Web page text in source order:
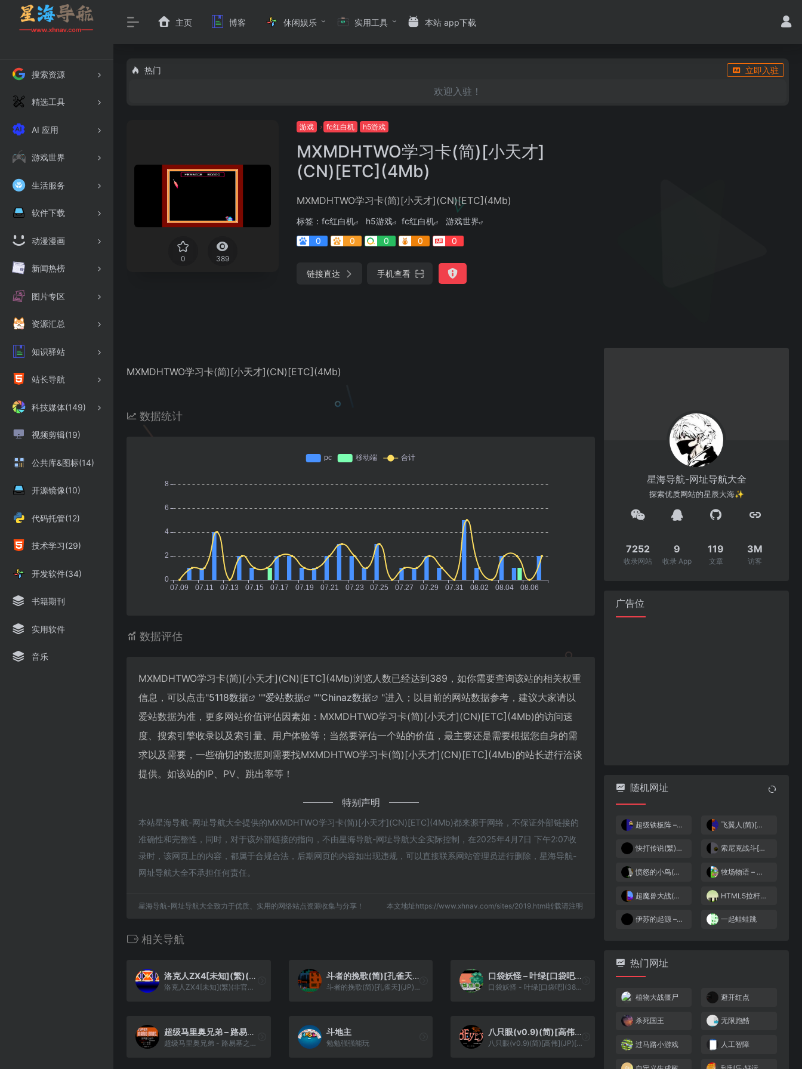
搜索资源
精选工具
AI 应用
游戏世界
生活服务
软件下载
动漫漫画
新闻热榜
图片专区
资源汇总
知识驿站
站长导航
科技媒体(149)
视频剪辑(19)
公共库&图标(14)
开源镜像(10)
代码托管(12)
技术学习(29)
开发软件(34)
书籍期刊
实用软件
音乐
主页 博客 休闲娱乐 实用工具 本站 app下载
热门 立即入驻
欢迎入驻！
0 389
游戏 fc红白机 h5游戏
MXMDHTWO学习卡(简)[小天才]
(CN)[ETC](4Mb)
MXMDHTWO学习卡(简)[小天才](CN)[ETC](4Mb)
标签： fc红白机 h5游戏 fc红白机
游戏世界
0
0 0 0 0
链接直达 手机查看
MXMDHTWO学习卡(简)[小天才](CN)[ETC](4Mb)
数据统计
数据评估
MXMDHTWO学习卡(简)[小天才](CN)[ETC](4Mb)浏览人数已经达到389，如你需要查询该站的相关权重
信息，可以点击"5118数据 ""爱站数据 ""Chinaz数据
"进入；以目前的网站数据参考，建议大家请以
爱站数据为准，更多网站价值评估因素如：MXMDHTWO学习卡(简)[小天才](CN)[ETC](4Mb)的访问速
度、搜索引擎收录以及索引量、用户体验等；当然要评估一个站的价值，最主要还是需要根据您自身的需
求以及需要，一些确切的数据则需要找MXMDHTWO学习卡(简)[小天才](CN)[ETC](4Mb)的站长进行洽谈
提供。如该站的IP、PV、跳出率等！
特别声明
本站星海导航-网址导航大全提供的MXMDHTWO学习卡(简)[小天才](CN)[ETC](4Mb)都来源于网络，不保证外部链接的
准确性和完整性，同时，对于该外部链接的指向，不由星海导航-网址导航大全实际控制，在2025年4月7日 下午2:07收
录时，该网页上的内容，都属于合规合法，后期网页的内容如出现违规，可以直接联系网站管理员进行删除，星海导航-
网址导航大全不承担任何责任。
星海导航-网址导航大全致力于优质、实用的网络站点资源收集与分享！ 本文地址https://www.xhnav.com/sites/2019.html转载请注明
相关导航
洛克人ZX4[未知](繁)(非官方)(32Mb)(需使用MGBA模拟器)
洛克人ZX4[未知](繁)(非官方)(32Mb)(需使用MGBA模拟器)
斗者的挽歌(简)[孔雀天](JP)[ACT](1Mb)
斗者的挽歌(简)[孔雀天](JP)[ACT](1Mb)
口袋妖怪 – 叶绿[口袋吧](386)(简)(JP)(128Mb)
口袋妖怪 - 叶绿[口袋吧](386)(简)(JP)(128Mb)
超级马里奥兄弟 – 路易基之谜团(简)[F0REVERD](JUE)[ACT](0.31Mb)
超级马里奥兄弟 - 路易基之谜团(简)[F0REVERD](JUE)[ACT](0.31Mb)
斗地主
勉勉强强能玩
八只眼(v0.9)(简)[高伟](JP)[ACT](2Mb)
八只眼(v0.9)(简)[高伟](JP)[ACT](2Mb)
星海导航-网址导航大全
探索优质网站的星辰大海✨
7252
收录网站
9
收录 App
119
文章
3M
访客
广告位
随机网址
超级铁板阵 – 加索布之谜(简)[MS](JP)[STG](1.25Mb) 飞翼人(简)[金明](US)[STG](1Mb)
快打传说(繁)[Gouder](CN)[FTG](3Mb) 索尼克战斗[熊组](简)(JP)(128Mb)
愤怒的小鸟(简)[快乐的龙][PUZ](0.75Mb) 牧场物语 – 矿石镇的伙伴们 女孩篇[Middle333](Beta) (繁)(JP)(128Mb)
超魔兽大战(简)[封印记忆](JP)[SLG](3Mb) HTML5拉杆子过关小游戏
伊苏的起源 – 尤格(简)[晶科泰](CN)[RPG](8Mb) 一起蛙蛙跳
热门网址
植物大战僵尸 避开红点
杀死国王 无限跑酷
过马路小游戏 人工智障